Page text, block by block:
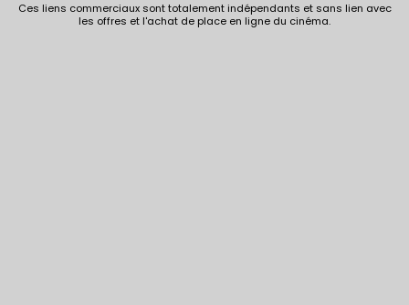
Ces liens commerciaux sont totalement indépendants et sans lien avec
les offres et l'achat de place en ligne du cinéma.